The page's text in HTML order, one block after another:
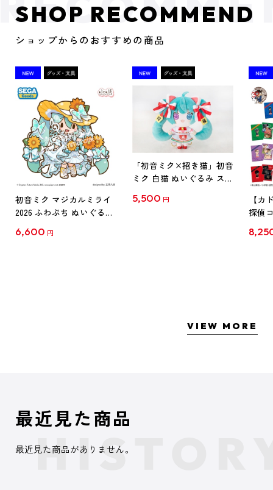
SHOP RECOMMEND
ショップからのおすすめの商品
初音ミク マジカルミライ
2026 ふわぷち ぬいぐるみ
6,600 円
「初音ミク×招き猫」初音
ミク 白猫 ぬいぐるみ スタ
5,500 円
【カ
探偵
クリ
VIEW MORE
最近見た商品
最近見た商品がありません。